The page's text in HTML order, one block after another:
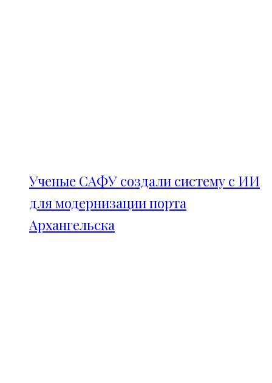
Ученые САФУ создали систему с ИИ
для модернизации порта
Архангельска